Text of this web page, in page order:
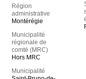
Région
administrative
Montérégie
Municipalité
régionale de
comté (MRC)
Hors MRC
Municipalité